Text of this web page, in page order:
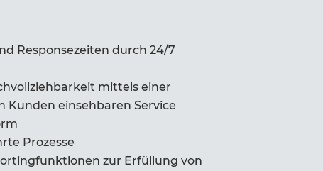
Responsezeiten durch 24/7
mittels einer
Kunden einsehbaren Service
Prozesse
zur Erfüllung von